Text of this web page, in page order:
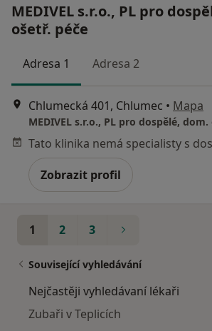
MEDIVEL s.r.o., PL pro
ošetř. péče
Adresa 1 Adresa 2
Chlumecká 401, Chlumec • Mapa
MEDIVEL s.r.o., PL pro dospělé,
Zobrazit profil
1 2 3
Související vyhledávání
Nejčastěji vyhledávaní lékaři
Zubaři v Teplicích